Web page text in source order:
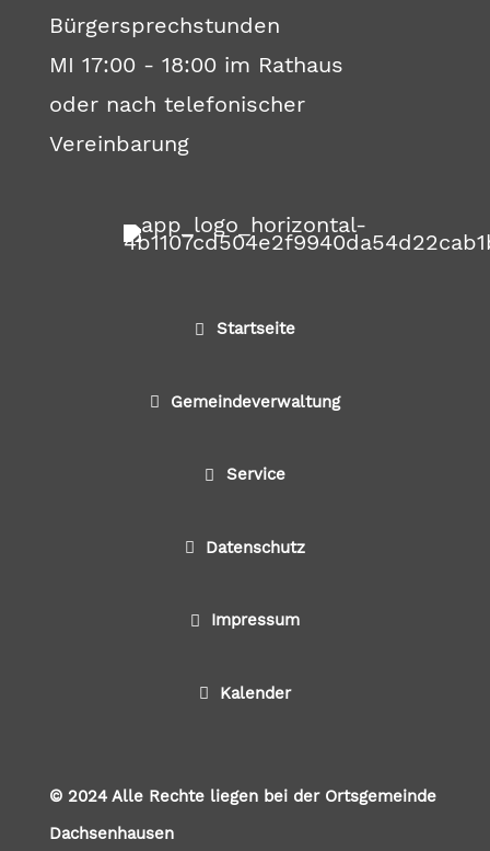
Bürgersprechstunden
MI 17:00 - 18:00 im Rathaus
oder nach telefonischer
Vereinbarung
Startseite
Gemeindeverwaltung
Service
Datenschutz
Impressum
Kalender
© 2024 Alle Rechte liegen bei der Ortsgemeinde
Dachsenhausen